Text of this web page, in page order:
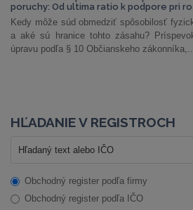
poruchy: Od ultima ratio k podpore pri
Kedy môže súd obmedziť spôsobilosť
a aké sú hranice tohto zásahu?
úpravu podľa § 10 Občianskeho
HĽADANIE V REGISTROCH
Obchodný register podľa firmy
Obchodný register podľa IČO